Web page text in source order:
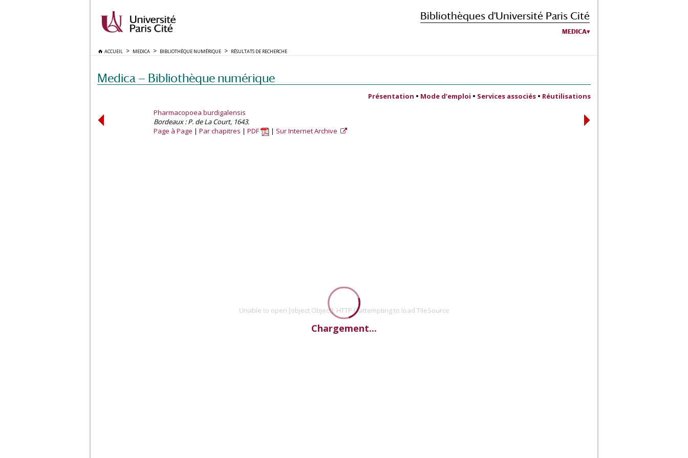
Bibliothèques d'Université Paris Cité
MEDICA
ACCUEIL MEDICA BIBLIOTHÈQUE NUMÉRIQUE RÉSULTATS DE RECHERCHE
Medica — Bibliothèque numérique
Présentation • Mode d’emploi • Services associés • Réutilisations
Pharmacopoea burdigalensis
Bordeaux : P. de La Court, 1643.
Page à Page
Par chapitres PDF Sur Internet Archive
Unable to open [object Object]: HTTP 0 attempting to load TileSource
Chargement...